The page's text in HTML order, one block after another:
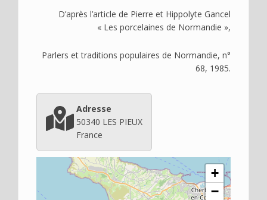
D’après l’article de Pierre et Hippolyte Gancel
« Les porcelaines de Normandie »,
Parlers et traditions populaires de Normandie, n°
68, 1985.
Adresse
50340 LES PIEUX
France
+
−